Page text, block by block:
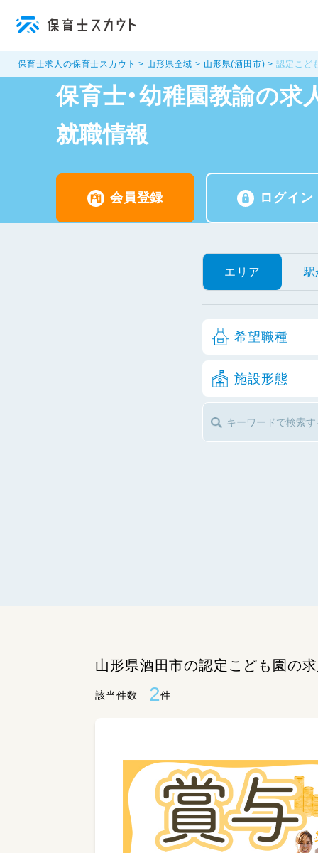
保育士求人の保育士スカウト 山形県全域 山形県(酒田市) 認定こど
保育士・幼稚園教諭の求
就職情報
会員登録 ログイン
エリア 駅
希望職種
施設形態
山形県酒田市の認定こども園の
該当件数 2件